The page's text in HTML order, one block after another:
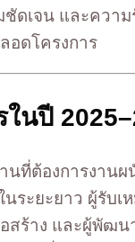
ชัดเจน และควา
อดโครงการ
ในปี
านที่ต้องการงาน
ระยะยาว ผู้รับเ
สร้าง และผู้พัฒน